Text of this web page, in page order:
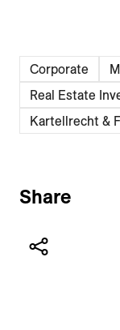
Corporate
Real Estate
Kartellrecht &
Share